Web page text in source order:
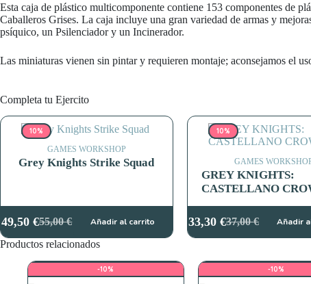
Esta caja de plástico multicomponente contiene 153 componentes de
Caballeros Grises. La caja incluye una gran variedad de armas y
psíquico, un Psilenciador y un Incinerador.
Las miniaturas vienen sin pintar y requieren montaje; aconsejamos el
Completa tu Ejercito
10%
GAMES WORKSHOP
Grey Knights Strike Squad
55,00€
El
precio
49,50€El
precio
Añadir al carrito
10%
GAMES
GREY KNIGHTS:
CASTELLANO
37,00€
El
precio
33,30€El
precio
Añadir
Productos relacionados
-10% -10%